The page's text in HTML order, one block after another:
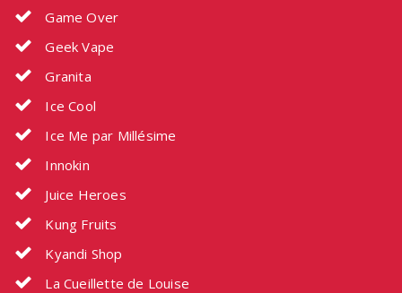
Game Over
Geek Vape
Granita
Ice Cool
Ice Me par Millésime
Innokin
Juice Heroes
Kung Fruits
Kyandi Shop
La Cueillette de Louise